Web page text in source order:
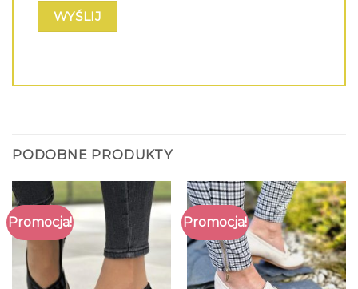
PODOBNE PRODUKTY
Promocja! Promocja!